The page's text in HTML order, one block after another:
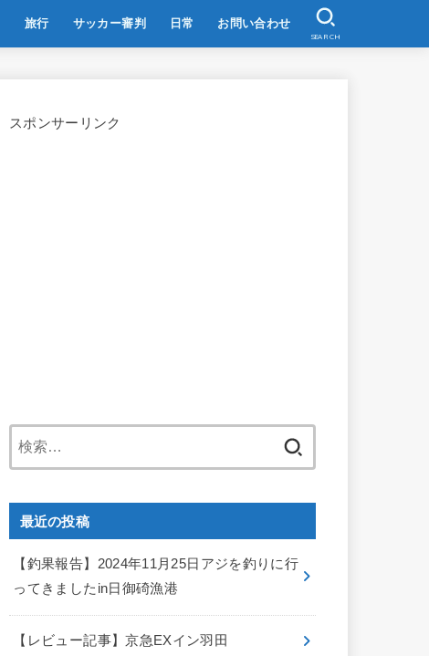
旅行 サッカー審判 日常 お問い合わせ
SEARCH
スポンサーリンク
最近の投稿
【釣果報告】2024年11月25日アジを釣りに行
ってきましたin日御碕漁港
【レビュー記事】京急EXイン羽田